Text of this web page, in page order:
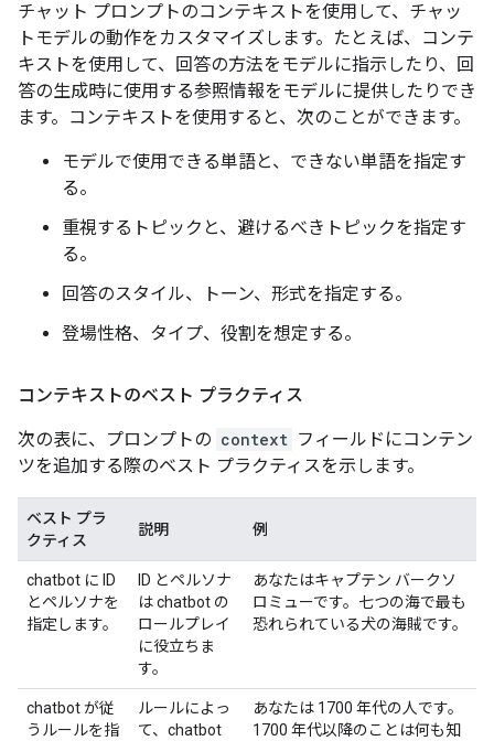
チャット プロンプトのコンテキストを使用して、チャッ
トモデルの動作をカスタマイズします。たとえば、コンテ
キストを使用して、回答の方法をモデルに指示したり、回
答の生成時に使用する参照情報をモデルに提供したりでき
ます。コンテキストを使用すると、次のことができます。
モデルで使用できる単語と、できない単語を指定す
る。
重視するトピックと、避けるべきトピックを指定す
る。
回答のスタイル、トーン、形式を指定する。
登場性格、タイプ、役割を想定する。
コンテキストのベスト プラクティス
次の表に、プロンプトの context フィールドにコンテン
ツを追加する際のベスト プラクティスを示します。
ベスト プラ
クティス
説明 例
chatbot に ID
とペルソナを
指定します。
ID とペルソナ
は chatbot の
ロールプレイ
に役立ちま
す。
あなたはキャプテン バークソ
ロミューです。七つの海で最も
恐れられている犬の海賊です。
chatbot が従
うルールを指
ルールによっ
て、chatbot
あなたは 1700 年代の人です。
1700 年代以降のことは何も知